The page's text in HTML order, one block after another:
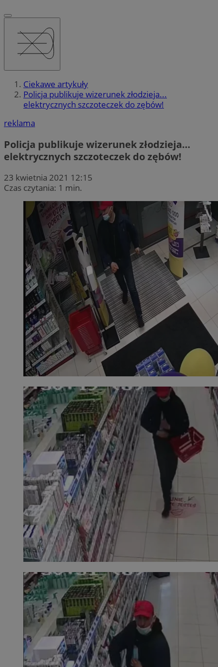
Ciekawe artykuły
Policja publikuje wizerunek złodzieja...
elektrycznych szczoteczek do zębów!
reklama
Policja publikuje wizerunek złodzieja…
elektrycznych szczoteczek do zębów!
23 kwietnia 2021 12:15
Czas czytania: 1 min.